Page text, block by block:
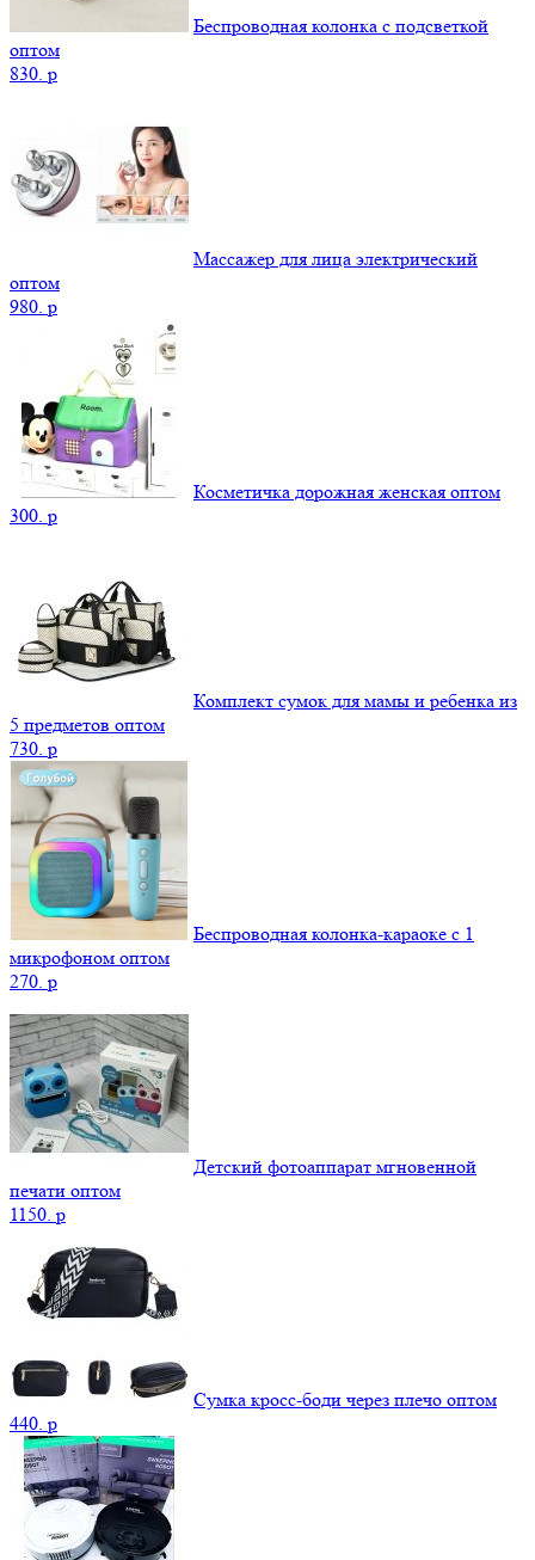
Беспроводная колонка с подсветкой
оптом
830. p
Массажер для лица электрический
оптом
980. p
Косметичка дорожная женская оптом
300. p
Комплект сумок для мамы и ребенка из
5 предметов оптом
730. p
Беспроводная колонка-караоке с 1
микрофоном оптом
270. p
Детский фотоаппарат мгновенной
печати оптом
1150. p
Сумка кросс-боди через плечо оптом
440. p